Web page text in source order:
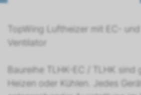
TopWing Luftheizer mit EC- und
Ventilator
Baureihe TLHK-EC / TLHK sind
Heizen oder Kühlen. Jedes